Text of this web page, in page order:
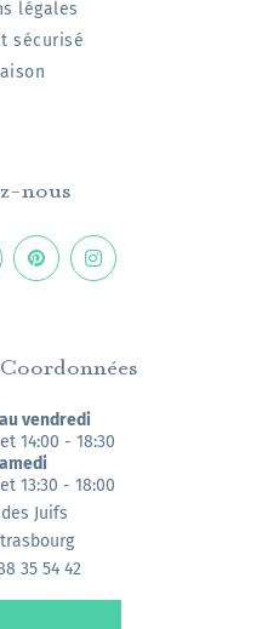
légales
sécurisé
nous
vendredi
14:00 - 18:30
13:30 - 18:00
Juifs
35 54 42